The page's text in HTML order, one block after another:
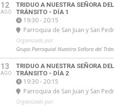
12
AGO
TRIDUO A NUESTRA SEÑORA DEL
TRÁNSITO - DÍA 1
19:30 - 20:15
Parroquia de San Juan y San
Organizado por:
Grupo Parroquial Nuestra Señora del
13
AGO
TRIDUO A NUESTRA SEÑORA DEL
TRÁNSITO - DÍA 2
19:30 - 20:15
Parroquia de San Juan y San
Organizado por: